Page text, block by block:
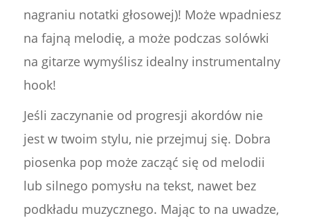
nagraniu notatki głosowej)! Może wpadniesz
na fajną melodię, a może podczas solówki
na gitarze wymyślisz idealny instrumentalny
hook!
Jeśli zaczynanie od progresji akordów nie
jest w twoim stylu, nie przejmuj się. Dobra
piosenka pop może zacząć się od melodii
lub silnego pomysłu na tekst, nawet bez
podkładu muzycznego. Mając to na uwadze,